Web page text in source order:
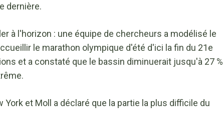
dernière.
à l'horizon : une équipe de chercheurs a modélisé le
le marathon olympique d'été d'ici la fin du 21e
et a constaté que le bassin diminuerait jusqu'à 27 %
et Moll a déclaré que la partie la plus difficile du